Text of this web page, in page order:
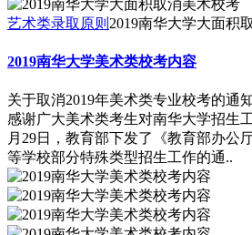
艺术类录取原则 2019南华大学大面积
2019南华大学美术类校考内容
关于取消2019年美术类专业校考的通
感谢广大美术类考生对南华大学招生
月29日，教育部下发了《教育部办公
等学校部分特殊类型招生工作的通..